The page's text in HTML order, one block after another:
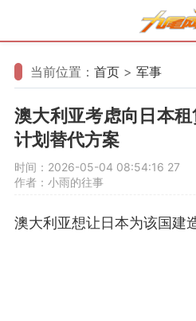
当前位置： 首页 > 军事
澳大利亚考虑向日本
计划替代方案
时间：2026-05-04 08:54:16 27
作者：小雨的往事
澳大利亚想让日本为该国建